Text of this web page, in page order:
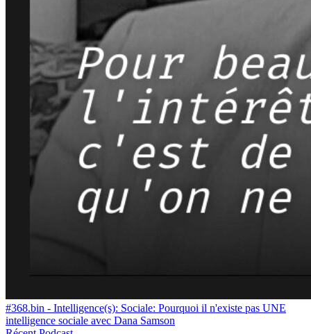
#368.bin - Intelligence(s): Sociale: Pourquoi il n'existe pas UNE
intelligence sociale avec Dana Samson